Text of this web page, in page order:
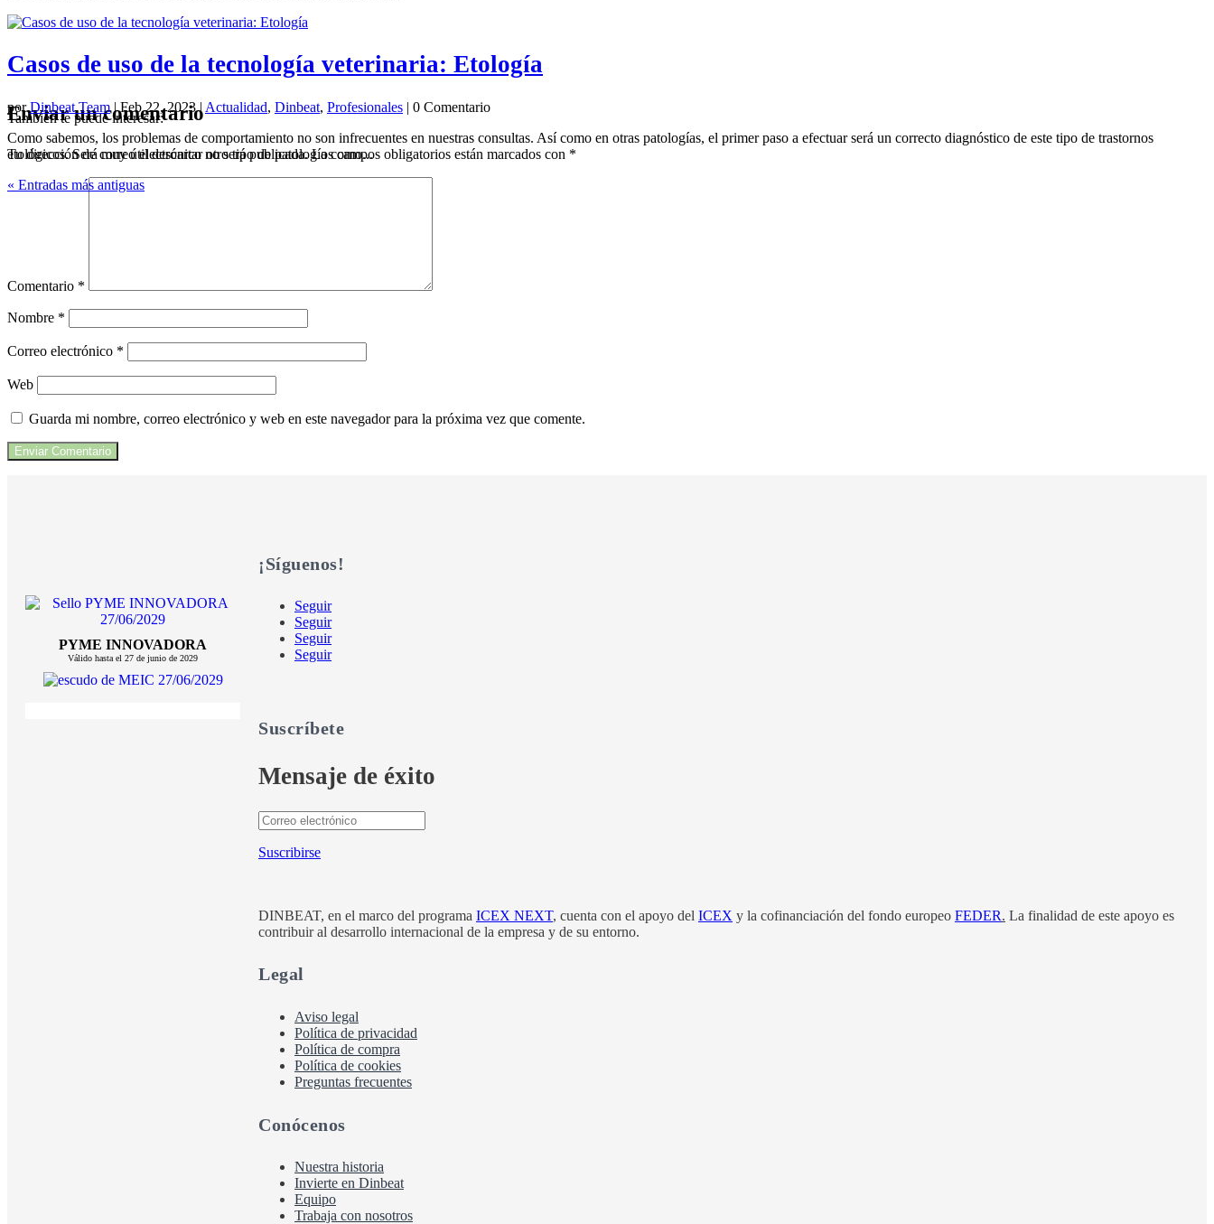
Casos de uso de la tecnología veterinaria: Etología
porDinbeat Team|Feb 22, 2023| Actualidad, Dinbeat, Profesionales | 0 Comentario
Como sabemos, los problemas de comportamiento no son infrecuentes en nuestras consultas. Así como en otras patologías, el primer paso a efectuar será un correcto diagnóstico de este tipo de trastornos
etológicos. Será muy útil descartar otro tipo de patología como...
« Entradas más antiguas
También te puede interesar:
Enviar un comentario
Tu dirección de correo electrónico no será publicada. Los campos obligatorios están marcados con *
Comentario *
Nombre *
Correo electrónico *
Web
Guarda mi nombre, correo electrónico y web en este navegador para la próxima vez que comente.
PYME INNOVADORA
Válido hasta el 27 de junio de 2029
¡Síguenos!
Seguir
Seguir
Seguir
Seguir
Suscríbete
Mensaje de éxito
Suscribirse
DINBEAT, en el marco del programa ICEX NEXT, cuenta con el apoyo del ICEX y la cofinanciación del fondo europeo FEDER. La finalidad de este apoyo es
contribuir al desarrollo internacional de la empresa y de su entorno.
Legal
Aviso legal
Política de privacidad
Política de compra
Política de cookies
Preguntas frecuentes
Conócenos
Nuestra historia
Invierte en Dinbeat
Equipo
Trabaja con nosotros